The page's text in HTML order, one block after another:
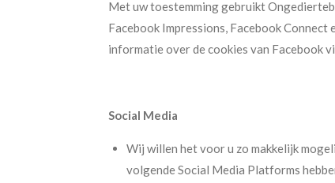
Met uw toestemming gebruikt
Facebook Impressions, Facebook
informatie over de cookies van Facebook
Social Media
Wij willen het voor u zo makkelijk
volgende Social Media Platforms